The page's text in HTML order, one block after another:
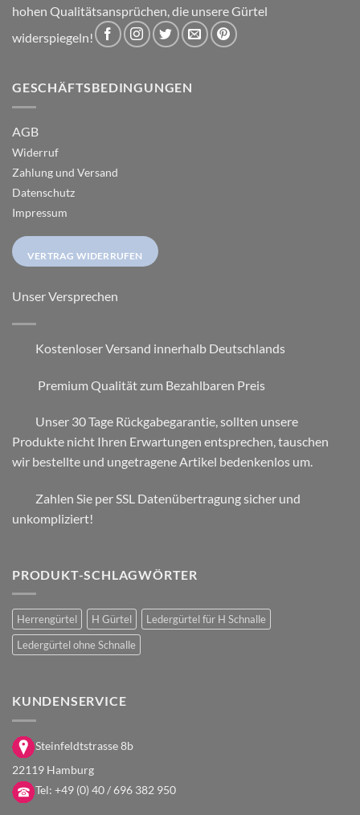
hohen Qualitätsansprüchen, die unsere Gürtel
widerspiegeln!
GESCHÄFTSBEDINGUNGEN
AGB
Widerruf
Zahlung und Versand
Datenschutz
Impressum
VERTRAG WIDERRUFEN
Unser Versprechen
Kostenloser Versand innerhalb Deutschlands
Premium Qualität zum Bezahlbaren Preis
Unser 30 Tage Rückgabegarantie, sollten unsere
Produkte nicht Ihren Erwartungen entsprechen, tauschen
wir bestellte und ungetragene Artikel bedenkenlos um.
Zahlen Sie per SSL Datenübertragung sicher und
unkompliziert!
PRODUKT-SCHLAGWÖRTER
Herrengürtel H Gürtel
Ledergürtel für H Schnalle
Ledergürtel ohne Schnalle
KUNDENSERVICE
Steinfeldtstrasse 8b
22119 Hamburg
Tel: +49 (0) 40 / 696 382 950